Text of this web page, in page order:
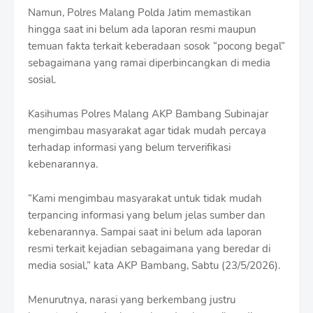
Namun, Polres Malang Polda Jatim memastikan
hingga saat ini belum ada laporan resmi maupun
temuan fakta terkait keberadaan sosok “pocong begal”
sebagaimana yang ramai diperbincangkan di media
sosial.
Kasihumas Polres Malang AKP Bambang Subinajar
mengimbau masyarakat agar tidak mudah percaya
terhadap informasi yang belum terverifikasi
kebenarannya.
“Kami mengimbau masyarakat untuk tidak mudah
terpancing informasi yang belum jelas sumber dan
kebenarannya. Sampai saat ini belum ada laporan
resmi terkait kejadian sebagaimana yang beredar di
media sosial,” kata AKP Bambang, Sabtu (23/5/2026).
Menurutnya, narasi yang berkembang justru
r
o
f
f
T
m
l
a
t
e
s